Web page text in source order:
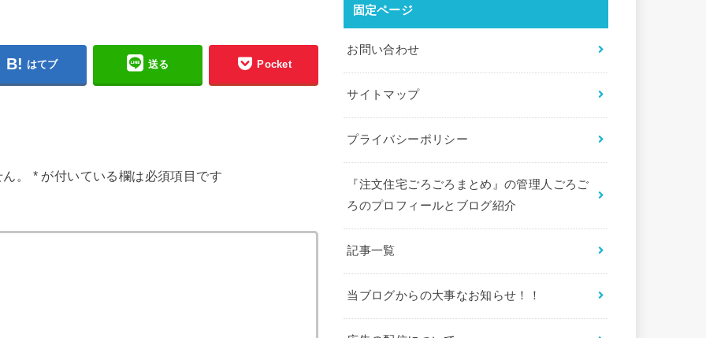
はてブ 送る Pocket
。 *が付いている欄は必須項目です
固定ページ
お問い合わせ
サイトマップ
プライバシーポリシー
『注文住宅ごろごろまとめ』の管理人ごろご
ろのプロフィールとブログ紹介
記事一覧
当ブログからの大事なお知らせ！！